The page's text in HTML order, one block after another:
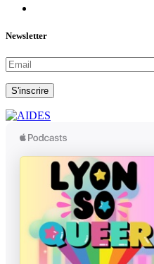
Newsletter
S'inscrire